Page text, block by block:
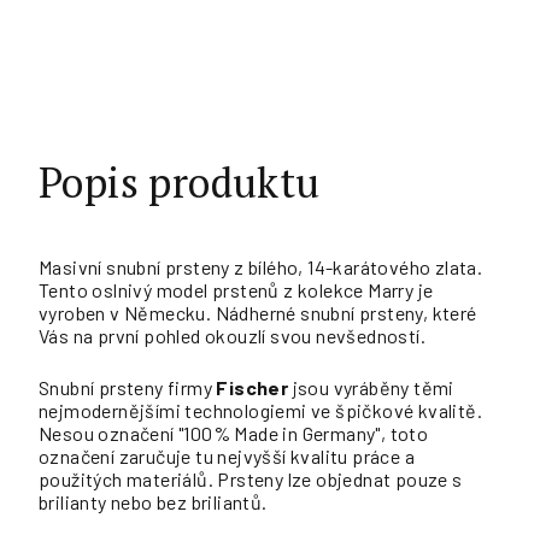
Popis produktu
Masivní snubní prsteny z bílého, 14-karátového zlata.
Tento oslnivý model prstenů z kolekce Marry je
vyroben v Německu. Nádherné snubní prsteny, které
Vás na první pohled okouzlí svou nevšedností.
Snubní prsteny firmy Fischer jsou vyráběny těmi
nejmodernějšími technologiemi ve špičkové kvalitě.
Nesou označení "100% Made in Germany", toto
označení zaručuje tu nejvyšší kvalitu práce a
použitých materiálů. Prsteny lze objednat pouze s
brilianty nebo bez briliantů.